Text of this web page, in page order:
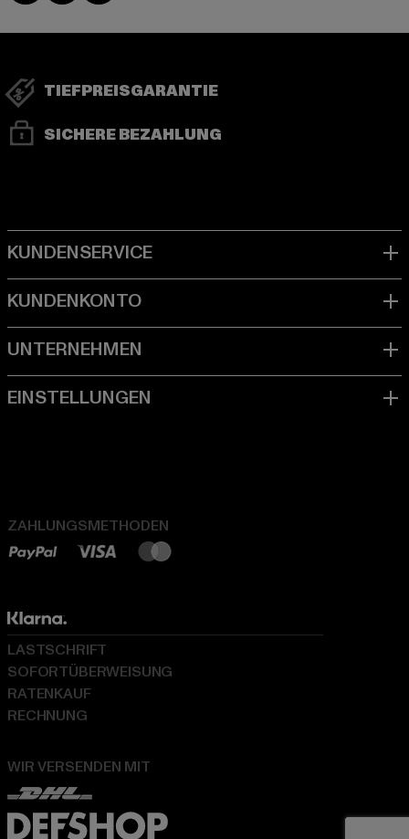
TIEFPREISGARANTIE
SICHERE BEZAHLUNG
ZAHLUNGSMETHODEN
WIR VERSENDEN MIT
LASTSCHRIFT
SOFORTÜBERWEISUNG
RATENKAUF
RECHNUNG